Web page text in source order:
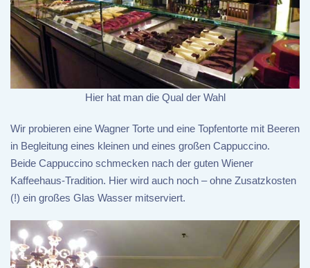
Hier hat man die Qual der Wahl
Wir probieren eine Wagner Torte und eine Topfentorte mit Beeren
in Begleitung eines kleinen und eines großen Cappuccino.
Beide Cappuccino schmecken nach der guten Wiener
Kaffeehaus-Tradition. Hier wird auch noch – ohne Zusatzkosten
(!) ein großes Glas Wasser mitserviert.